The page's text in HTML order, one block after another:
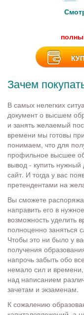
Зачем
В самых нелегких
документ о высшем
и занять желаемый
времени мы готовы
понимаем, что для
профильное высшее
вывод - купить
сайт. И тогда у вас
претендентами на
Вы сможете
направить его в
возможность уделить
полноценно заняться
Чтобы это ни было у
получения
напрочь забыть обо
немало сил и времени,
над написанием
зачетам и экзаменам.
К сожалению